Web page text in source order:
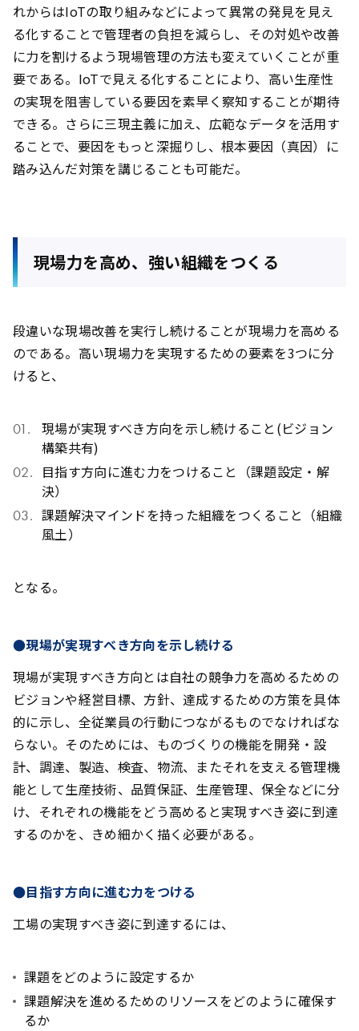
れからはIoTの取り組みなどによって異常の発見を見え
る化することで管理者の負担を減らし、その対処や改善
に力を割けるよう現場管理の方法も変えていくことが重
要である。IoTで見える化することにより、高い生産性
の実現を阻害している要因を素早く察知することが期待
できる。さらに三現主義に加え、広範なデータを活用す
ることで、要因をもっと深掘りし、根本要因（真因）に
踏み込んだ対策を講じることも可能だ。
現場力を高め、強い組織をつくる
段違いな現場改善を実行し続けることが現場力を高める
のである。高い現場力を実現するための要素を3つに分
けると、
現場が実現すべき方向を示し続けること(ビジョン
構築共有)
目指す方向に進む力をつけること（課題設定・解
決）
課題解決マインドを持った組織をつくること（組織
風土）
となる。
●現場が実現すべき方向を示し続ける
現場が実現すべき方向とは自社の競争力を高めるための
ビジョンや経営目標、方針、達成するための方策を具体
的に示し、全従業員の行動につながるものでなければな
らない。そのためには、ものづくりの機能を開発・設
計、調達、製造、検査、物流、またそれを支える管理機
能として生産技術、品質保証、生産管理、保全などに分
け、それぞれの機能をどう高めると実現すべき姿に到達
するのかを、きめ細かく描く必要がある。
●目指す方向に進む力をつける
工場の実現すべき姿に到達するには、
課題をどのように設定するか
課題解決を進めるためのリソースをどのように確保す
るか